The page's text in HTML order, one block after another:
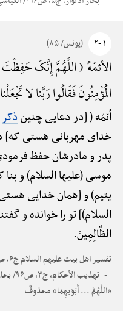
۱ -۲ (یونس/ ۸۵)
الأئمّهًْ ( اللَّهُمَّ إِنَّکَ حَفِظْتَ
الْمُؤْمِنُونَ فَقَالُوا رَبَّنا لا
أئمّه ( [در دعایی چنینذکر
خدای مهربانی هستی که]
پدر و مادرشان حفظ
موسی (علیها السلام) و
یتیم) و [همان خدایی
السلام)] تو را خوانده و
الظَّالِمِینَ.
تفسیر اهل بیت علیهم السلام ج۶، ص۵۱۴
«اللَّهُمَّ ... أَبَوَیهِمَا» محذوفٌ